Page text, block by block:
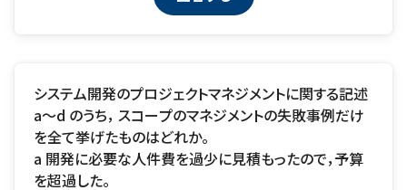
システム開発のプロジェクトマネジメントに関する記述
a〜d のうち， スコープのマネジメントの失敗事例だけ
を全て挙げたものはどれか。
a 開発に必要な人件費を過少に見積もったので，予算
を超過した。